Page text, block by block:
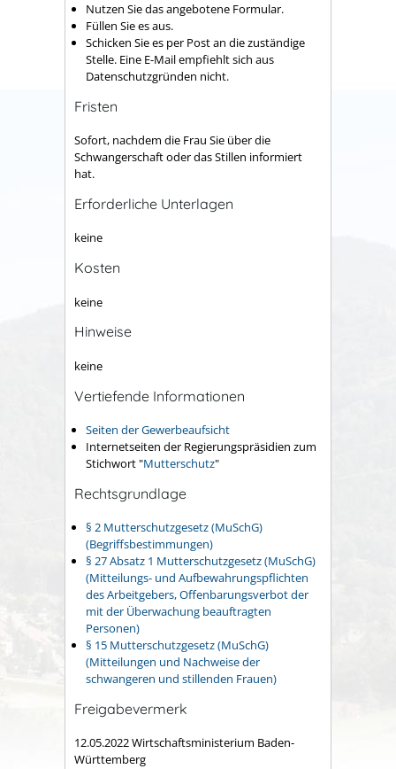
Nutzen Sie das angebotene Formular.
Füllen Sie es aus.
Schicken Sie es per Post an die zuständige
Stelle. Eine E-Mail empfiehlt sich aus
Datenschutzgründen nicht.
Fristen
Sofort, nachdem die Frau Sie über die
Schwangerschaft oder das Stillen informiert
hat.
Erforderliche Unterlagen
keine
Kosten
keine
Hinweise
keine
Vertiefende Informationen
Seiten der Gewerbeaufsicht
Internetseiten der Regierungspräsidien zum
Stichwort "Mutterschutz"
Rechtsgrundlage
§ 2 Mutterschutzgesetz (MuSchG)
(Begriffsbestimmungen)
§ 27 Absatz 1 Mutterschutzgesetz (MuSchG)
(Mitteilungs- und Aufbewahrungspflichten
des Arbeitgebers, Offenbarungsverbot der
mit der Überwachung beauftragten
Personen)
§ 15 Mutterschutzgesetz (MuSchG)
(Mitteilungen und Nachweise der
schwangeren und stillenden Frauen)
Freigabevermerk
12.05.2022 Wirtschaftsministerium Baden-
Württemberg